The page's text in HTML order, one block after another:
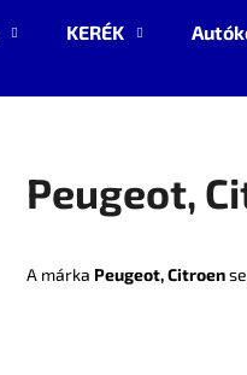
KERÉK
Peugeot,
A márka Peugeot, Citroen